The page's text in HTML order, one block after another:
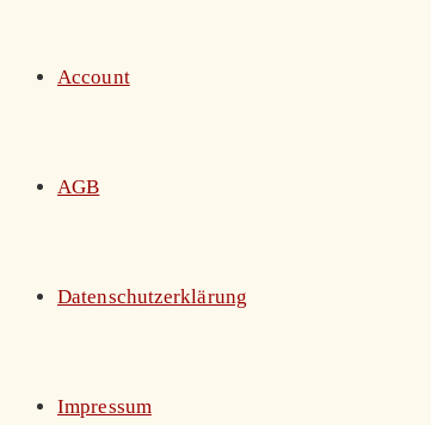
Account
AGB
Datenschutzerklärung
Impressum